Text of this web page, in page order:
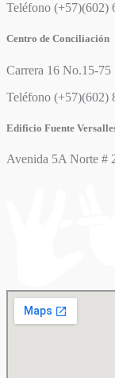
Teléfono (+57)(602)
Centro de Conciliación
Carrera 16 No.15-
Teléfono (+57)(602)
Edificio Fuente
Avenida 5A Norte #